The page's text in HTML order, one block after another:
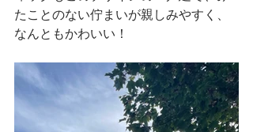
たことのない佇まいが親しみやすく、
なんともかわいい！